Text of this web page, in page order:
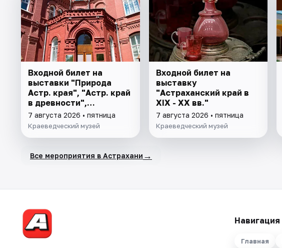
Входной билет на
выставки "Природа
Астр. края", "Астр. край
в древности",
"Заселение Астр. края"
7 августа 2026 • пятница
Краеведческий музей
Входной билет на
выставку
"Астраханский край в
XIX - XX вв."
7 августа 2026 • пятница
Краеведческий музей
Все мероприятия в Астрахани →
Навигация
Главная